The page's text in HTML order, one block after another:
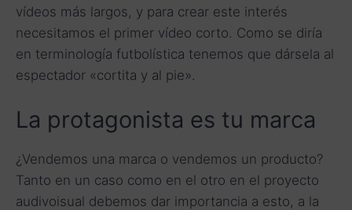
vídeos más largos, y para crear este interés
necesitamos el primer vídeo corto. Como se diría
en terminología futbolística tenemos que dársela al
espectador «cortita y al pie».
La protagonista es tu marca
¿Vendemos una marca o vendemos un producto?
Tanto en un caso como en el otro en el proyecto
audivoisual debemos dar importancia a esto, a la